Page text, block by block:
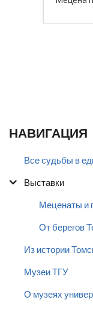
НАВИГАЦИЯ
Все судьбы в
Выставки
Меценаты и
От берегов
Из истории
Музеи ТГУ
О музеях